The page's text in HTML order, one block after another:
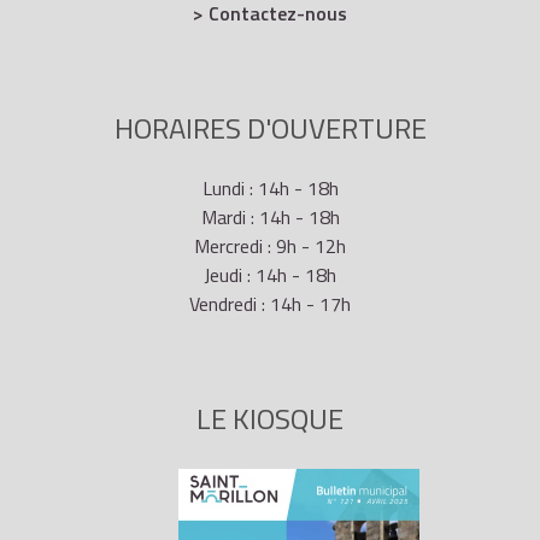
procédure.
En cas de refus de séjour, le préfet doit motiver sa
> Contactez-nous
HORAIRES D'OUVERTURE
Lundi : 14h - 18h
Mardi : 14h - 18h
Mercredi : 9h - 12h
Jeudi : 14h - 18h
Vendredi : 14h - 17h
LE KIOSQUE